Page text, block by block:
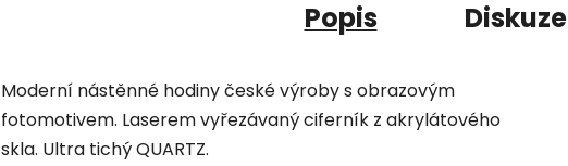
Popis Diskuze
Moderní nástěnné hodiny české výroby s obrazovým
fotomotivem. Laserem vyřezávaný ciferník z akrylátového
skla. Ultra tichý QUARTZ.